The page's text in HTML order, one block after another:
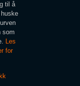
til å
huske
som
Les
for